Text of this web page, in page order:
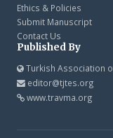
Ethics & Policies
Submit Manuscript
Contact Us
Published By
Turkish Association
editor@tjtes.org
www.travma.org